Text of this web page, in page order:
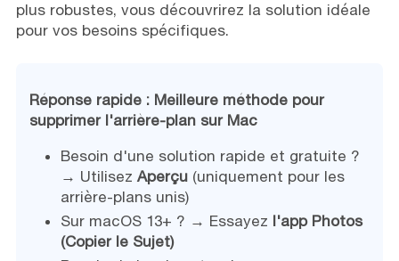
plus robustes, vous découvrirez la solution idéale
pour vos besoins spécifiques.
Réponse rapide : Meilleure méthode pour
supprimer l'arrière-plan sur Mac
Besoin d'une solution rapide et gratuite ?
→ Utilisez Aperçu(uniquement pour les
arrière-plans unis)
Sur macOS 13+ ? → Essayez l'app Photos
(Copier le Sujet)